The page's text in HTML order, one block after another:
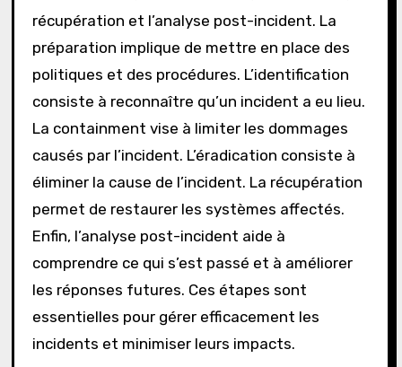
récupération et l’analyse post-incident. La
préparation implique de mettre en place des
politiques et des procédures. L’identification
consiste à reconnaître qu’un incident a eu lieu.
La containment vise à limiter les dommages
causés par l’incident. L’éradication consiste à
éliminer la cause de l’incident. La récupération
permet de restaurer les systèmes affectés.
Enfin, l’analyse post-incident aide à
comprendre ce qui s’est passé et à améliorer
les réponses futures. Ces étapes sont
essentielles pour gérer efficacement les
incidents et minimiser leurs impacts.